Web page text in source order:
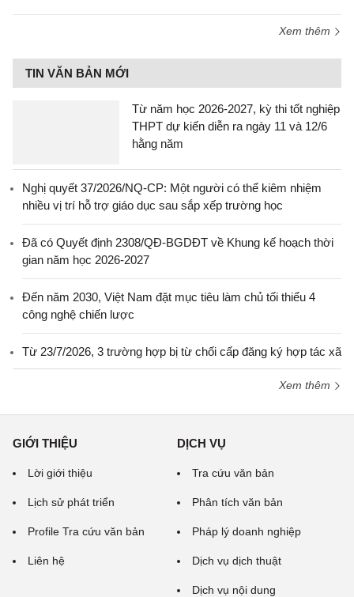
Xem thêm
TIN VĂN BẢN MỚI
Từ năm học 2026-2027, kỳ thi tốt nghiệp
THPT dự kiến diễn ra ngày 11 và 12/6
hằng năm
Nghị quyết 37/2026/NQ-CP: Một người có thể kiêm nhiệm
nhiều vị trí hỗ trợ giáo dục sau sắp xếp trường học
Đã có Quyết định 2308/QĐ-BGDĐT về Khung kế hoạch thời
gian năm học 2026-2027
Đến năm 2030, Việt Nam đặt mục tiêu làm chủ tối thiểu 4
công nghệ chiến lược
Từ 23/7/2026, 3 trường hợp bị từ chối cấp đăng ký hợp tác xã
Xem thêm
GIỚI THIỆU
Lời giới thiệu
Lịch sử phát triển
Profile Tra cứu văn bản
Liên hệ
DỊCH VỤ
Tra cứu văn bản
Phân tích văn bản
Pháp lý doanh nghiệp
Dịch vụ dịch thuật
Dịch vụ nội dung